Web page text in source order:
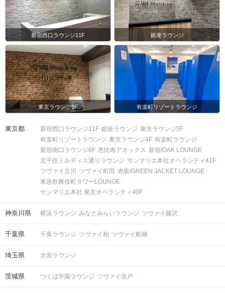
新宿西口ラウンジ11F 銀座ラウンジ
東京ラウンジ5F 有楽町リゾートラウンジ
東京都 新宿西口ラウンジ11F 銀座ラウンジ 東京ラウンジ5F
有楽町リゾートラウンジ 東京ラウンジ4F 有楽町ラウンジ
新宿南口ラウンジ6F 恵比寿アネックス 新宿/OAK LOUNGE
北千住ミルディス通りラウンジ サンマリエ本社オペラシティ41F
ツヴァイ立川
ツヴァイ町田 赤坂/GREEN JACKET LOUNGE
東急歌舞伎町タワーLOUNGE
サンマリエ本社 東京オペラシティ40F
神奈川県 横浜ラウンジ みなとみらいラウンジ ツヴァイ藤沢
千葉県 千葉ラウンジ ツヴァイ柏 ツヴァイ船橋
埼玉県 大宮ラウンジ
茨城県 つくば学園ラウンジ ツヴァイ水戸